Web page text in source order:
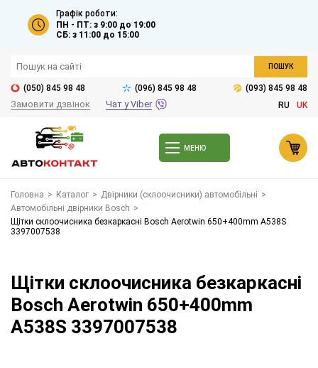
Графік роботи:
ПН - ПТ: з 9:00 до 19:00
СБ: з 11:00 до 15:00
ПОШУК
(050) 845 98 48 (096) 845 98 48 (093) 845 98 48
Замовити дзвінок Чат у Viber RU UK
МЕНЮ
Головна > Каталог > Двірники (склоочисники) автомобільні >
Автомобільні двірники Bosch >
Щітки склоочисника безкаркасні Bosch Aerotwin 650+400mm A538S
3397007538
Щітки склоочисника безкаркасні
Bosch Aerotwin 650+400mm
A538S 3397007538